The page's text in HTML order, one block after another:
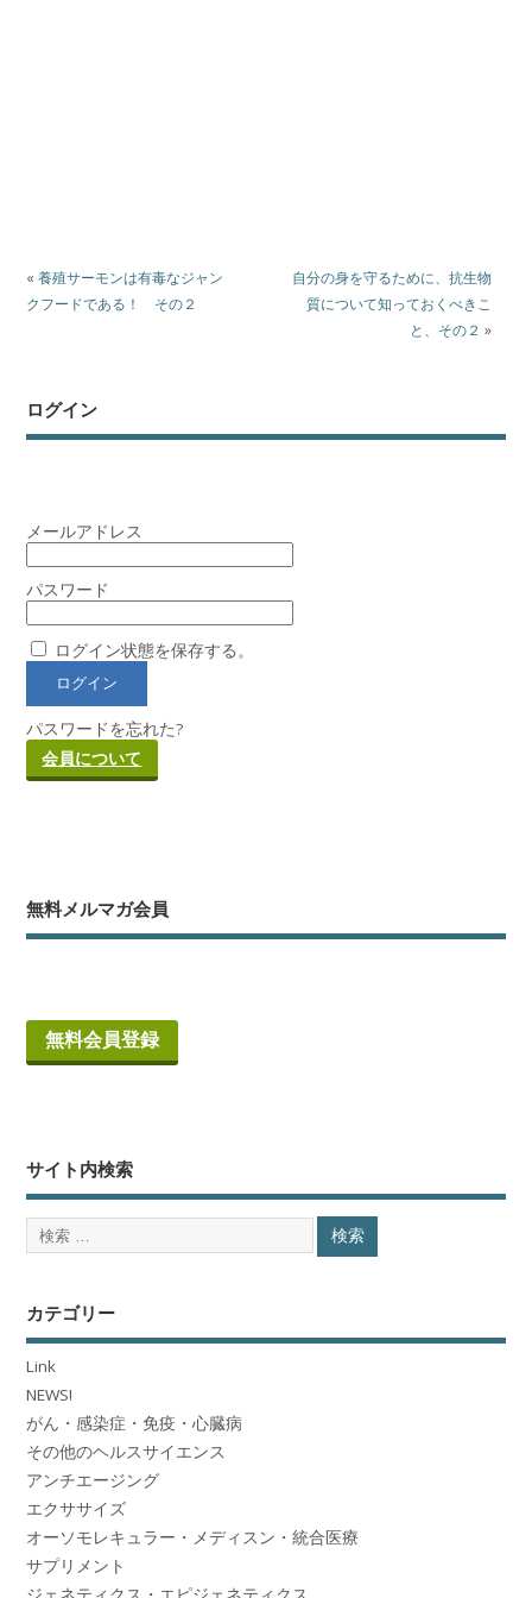
« 養殖サーモンは有毒なジャン
クフードである！ その２
自分の身を守るために、抗生物
質について知っておくべきこ
と、その２ »
ログイン
メールアドレス
パスワード
ログイン状態を保存する。
パスワードを忘れた?
会員について
無料メルマガ会員
無料会員登録
サイト内検索
カテゴリー
Link
NEWS!
がん・感染症・免疫・心臓病
その他のヘルスサイエンス
アンチエージング
エクササイズ
オーソモレキュラー・メディスン・統合医療
サプリメント